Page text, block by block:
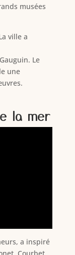
musées
ville a
Le
une
la mer
a inspiré